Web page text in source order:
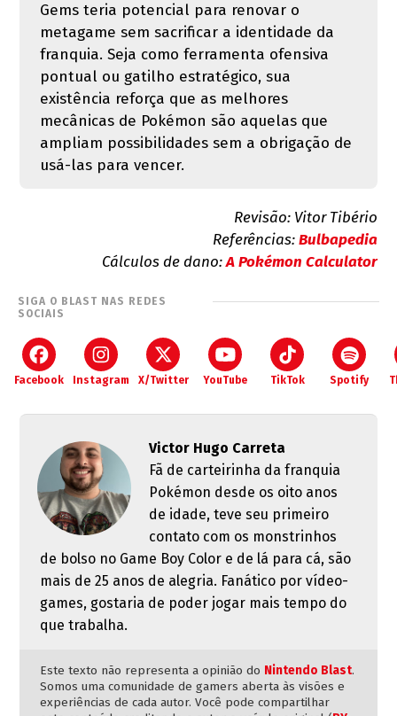
Gems teria potencial para renovar o
metagame sem sacrificar a identidade da
franquia. Seja como ferramenta ofensiva
pontual ou gatilho estratégico, sua
existência reforça que as melhores
mecânicas de Pokémon são aquelas que
ampliam possibilidades sem a obrigação de
usá-las para vencer.
Revisão: Vitor Tibério
Referências:Bulbapedia
Cálculos de dano:A Pokémon Calculator
SIGA O BLAST NAS REDES
SOCIAIS
Facebook Instagram X/Twitter YouTube TikTok Spotify
Victor Hugo Carreta
Fã de carteirinha da franquia
Pokémon desde os oito anos
de idade, teve seu primeiro
contato com os monstrinhos
de bolso no Game Boy Color e de lá para cá, são
mais de 25 anos de alegria. Fanático por vídeo-
games, gostaria de poder jogar mais tempo do
que trabalha.
Este texto não representa a opinião do Nintendo Blast.
Somos uma comunidade de gamers aberta às visões e
experiências de cada autor. Você pode compartilhar